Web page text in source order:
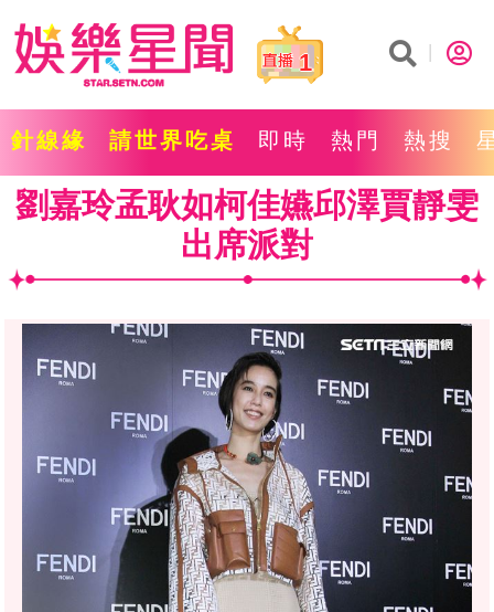
1
針線緣 請世界吃桌 即時 熱門 熱搜
劉嘉玲孟耿如柯佳嬿邱澤賈靜雯
出席派對